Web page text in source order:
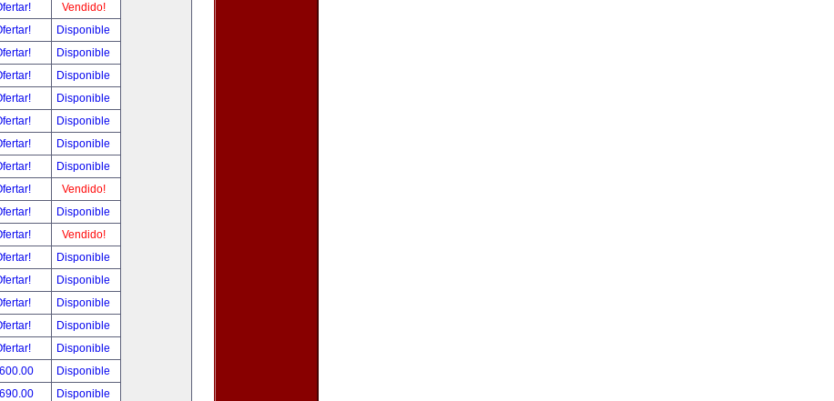
Vendido!
Disponible
Disponible
Disponible
Disponible
Disponible
Disponible
Disponible
Vendido!
Disponible
Vendido!
Disponible
Disponible
Disponible
Disponible
Disponible
Disponible
Disponible